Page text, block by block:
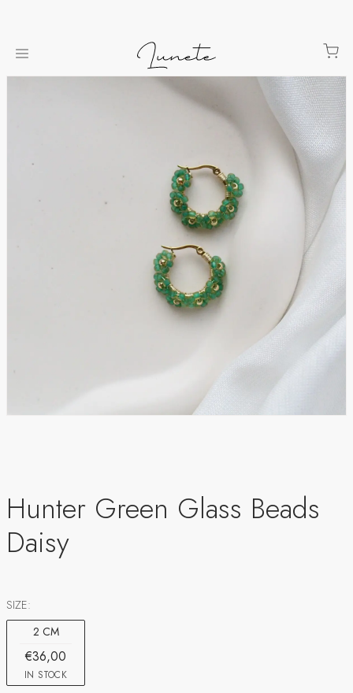
Hunter Green Glass Beads
Daisy
SIZE:
2 CM
€36,00
IN STOCK